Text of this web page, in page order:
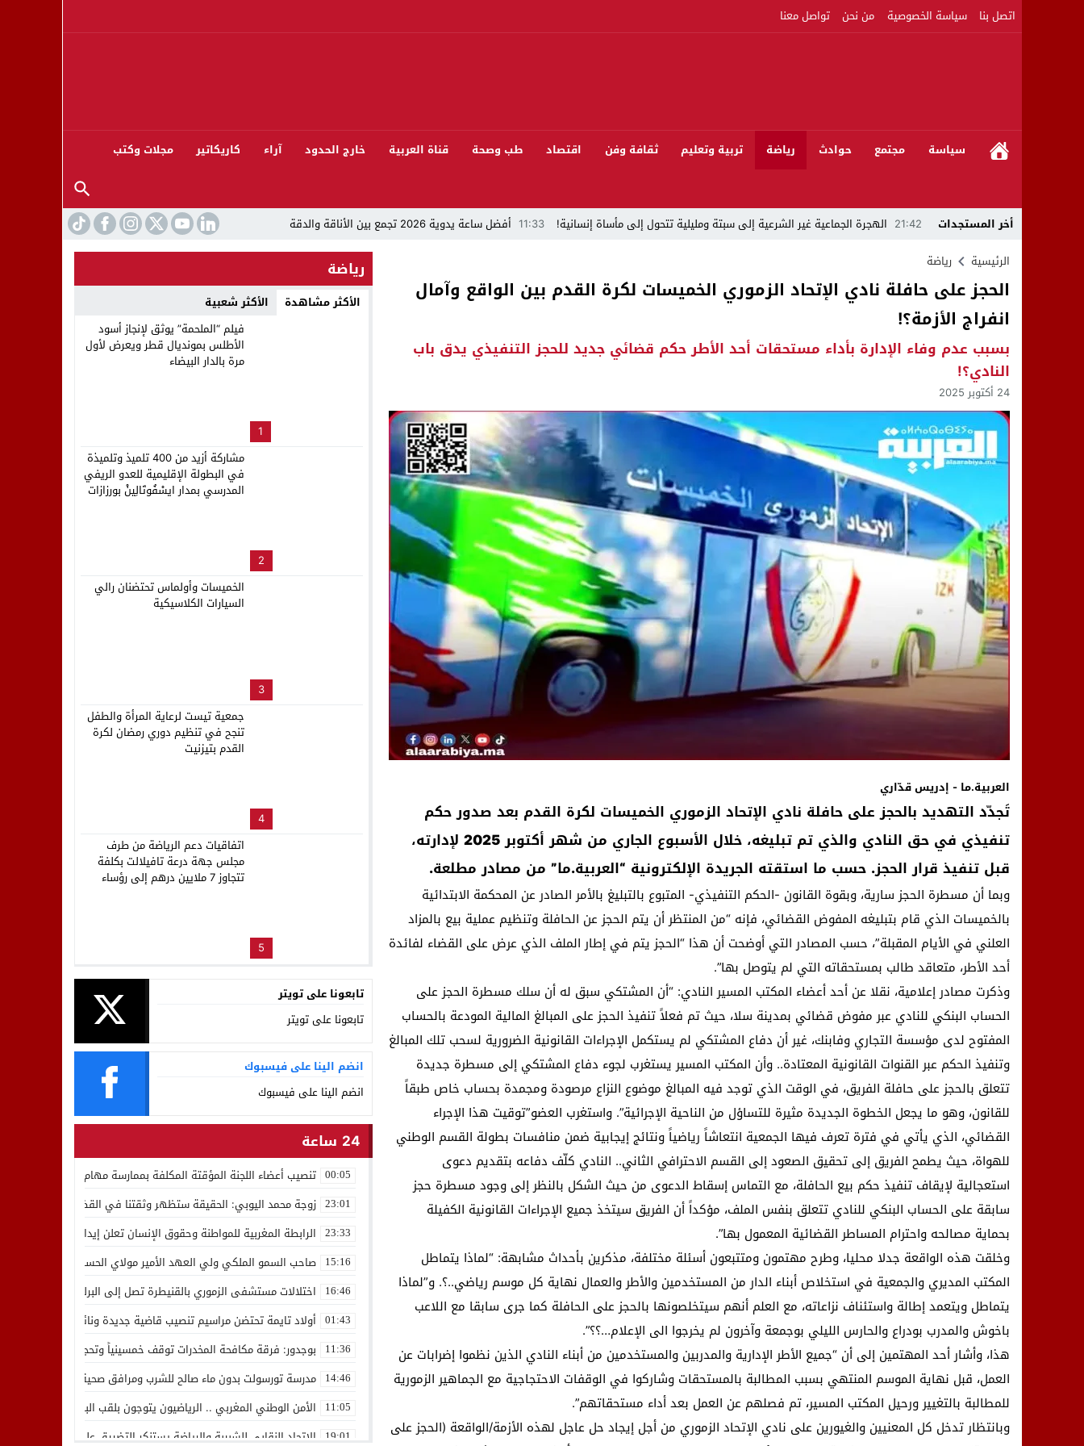
اتصل بنا سياسة الخصوصية من نحن تواصل معنا
سياسة مجتمع حوادث رياضة تربية وتعليم ثقافة وفن اقتصاد طب وصحة قناة العربية خارج الحدود آراء كاريكاتير مجلات وكتب
أخر المستجدات 21:42 الهجرة الجماعية غير الشرعية إلى سبتة ومليلية تتحول إلى مأساة إنسانية! 11:33 أفضل ساعة يدوية 2026 تجمع بين الأناقة والدقة
08:50 مبادرات مواطنة وشركاؤها ينظمون ورشا بيئيا بغابة المقاومة بمدينة الخميسات
22:59
09:55 تساؤلات.. كيف أصبح العميد الأمني السابق محمود عرشان رئيسا للكونفدرالية الإفريقية للكرة الحديدية؟
18:23 طاطا: “اعتداء” على حقوقي يشعل غضب الجمعيات وملف “ماء القصبة” يفجّر الأوضاع
13:35 عقول الغد تصنع المستقبل: مسابقة “Robot Innov” بمراكش تؤسس لجيل الابتكار والتكنولوجيا
الرئيسية رياضة
الحجز على حافلة نادي الإتحاد الزموري الخميسات لكرة القدم بين الواقع وآمال
انفراج الأزمة؟!
بسبب عدم وفاء الإدارة بأداء مستحقات أحد الأطر حكم قضائي جديد للحجز التنفيذي يدق باب
النادي؟!
24 أكتوبر 2025
العربية.ما - إدريس قدّاري
تَجدّد التهديد بالحجز على حافلة نادي الإتحاد الزموري الخميسات لكرة القدم بعد صدور حكم
تنفيذي في حق النادي والذي تم تبليغه، خلال الأسبوع الجاري من شهر أكتوبر 2025 لإدارته،
قبل تنفيذ قرار الحجز. حسب ما استقته الجريدة الإلكترونية “العربية.ما” من مصادر مطلعة.
وبما أن مسطرة الحجز سارية، وبقوة القانون -الحكم التنفيذي- المتبوع بالتبليغ بالأمر الصادر عن المحكمة الابتدائية
بالخميسات الذي قام بتبليغه المفوض القضائي، فإنه “من المنتظر أن يتم الحجز عن الحافلة وتنظيم عملية بيع بالمزاد
العلني في الأيام المقبلة”، حسب المصادر التي أوضحت أن هذا “الحجز يتم في إطار الملف الذي عرض على القضاء لفائدة
أحد الأطر، متعاقد طالب بمستحقاته التي لم يتوصل بها”.
وذكرت مصادر إعلامية، نقلا عن أحد أعضاء المكتب المسير النادي: “أن المشتكي سبق له أن سلك مسطرة الحجز على
الحساب البنكي للنادي عبر مفوض قضائي بمدينة سلا، حيث تم فعلاً تنفيذ الحجز على المبالغ المالية المودعة بالحساب
المفتوح لدى مؤسسة التجاري وفابنك، غير أن دفاع المشتكي لم يستكمل الإجراءات القانونية الضرورية لسحب تلك المبالغ
وتنفيذ الحكم عبر القنوات القانونية المعتادة.. وأن المكتب المسير يستغرب لجوء دفاع المشتكي إلى مسطرة جديدة
تتعلق بالحجز على حافلة الفريق، في الوقت الذي توجد فيه المبالغ موضوع النزاع مرصودة ومجمدة بحساب خاص طبقاً
للقانون، وهو ما يجعل الخطوة الجديدة مثيرة للتساؤل من الناحية الإجرائية”. واستغرب العضو”توقيت هذا الإجراء
القضائي، الذي يأتي في فترة تعرف فيها الجمعية انتعاشاً رياضياً ونتائج إيجابية ضمن منافسات بطولة القسم الوطني
للهواة، حيث يطمح الفريق إلى تحقيق الصعود إلى القسم الاحترافي الثاني.. النادي كلّف دفاعه بتقديم دعوى
استعجالية لإيقاف تنفيذ حكم بيع الحافلة، مع التماس إسقاط الدعوى من حيث الشكل بالنظر إلى وجود مسطرة حجز
سابقة على الحساب البنكي للنادي تتعلق بنفس الملف، مؤكداً أن الفريق سيتخذ جميع الإجراءات القانونية الكفيلة
بحماية مصالحه واحترام المساطر القضائية المعمول بها”.
وخلقت هذه الواقعة جدلا محليا، وطرح مهتمون ومتتبعون أسئلة مختلفة، مذكرين بأحداث مشابهة: “لماذا يتماطل
المكتب المديري والجمعية في استخلاص أبناء الدار من المستخدمين والأطر والعمال نهاية كل موسم رياضي..؟. و”لماذا
يتماطل ويتعمد إطالة واستئناف نزاعاته، مع العلم أنهم سيتخلصونها بالحجز على الحافلة كما جرى سابقا مع اللاعب
باخوش والمدرب بودراع والحارس الليلي بوجمعة وآخرون لم يخرجوا الى الإعلام…؟؟”.
هذا، وأشار أحد المهتمين إلى أن “جميع الأطر الإدارية والمدربين والمستخدمين من أبناء النادي الذين نظموا إضرابات عن
العمل، قبل نهاية الموسم المنتهي بسبب المطالبة بالمستحقات وشاركوا في الوقفات الاحتجاجية مع الجماهير الزمورية
للمطالبة بالتغيير ورحيل المكتب المسير، تم فصلهم عن العمل بعد أداء مستحقاتهم”.
وبانتظار تدخل كل المعنيين والغيورين على نادي الإتحاد الزموري من أجل إيجاد حل عاجل لهذه الأزمة/الواقعة (الحجز على
رياضة
الأكثر مشاهدة الأكثر شعبية
1
فيلم “الملحمة” يوثق لإنجاز أسود
الأطلس بمونديال قطر ويعرض لأول
مرة بالدار البيضاء
2
مشاركة أزيد من 400 تلميذ وتلميذة
في البطولة الإقليمية للعدو الريفي
المدرسي بمدار ايسْفُوتَالِينْ بورزازات
3
الخميسات وأولماس تحتضنان رالي
السيارات الكلاسيكية
4
جمعية تيست لرعاية المرأة والطفل
تنجح في تنظيم دوري رمضان لكرة
القدم بتيزنيت
5
اتفاقيات دعم الرياضة من طرف
مجلس جهة درعة تافيلالت بكلفة
تتجاوز 7 ملايين درهم إلى رؤساء
تابعونا على تويتر
تابعونا على تويتر
انضم الينا على فيسبوك
انضم الينا على فيسبوك
24 ساعة
00:05 تنصيب أعضاء اللجنة المؤقتة المكلفة بممارسة مهام المجلس الوطني
23:01 زوجة محمد اليوبي: الحقيقة ستظهر وثقتنا في القضاء ثابتة
23:33 الرابطة المغربية للمواطنة وحقوق الإنسان تعلن إيداع رئيسها
15:16 صاحب السمو الملكي ولي العهد الأمير مولاي الحسن يدشن “برج
16:46 اختلالات مستشفى الزموري بالقنيطرة تصل إلى البرلمان واستقالة
01:43 أولاد تايمة تحتضن مراسيم تنصيب قاضية جديدة ونائب لوكيل الملك
11:36 بوجدور: فرقة مكافحة المخدرات توقف خمسينياً وتحجز 10 كيلوغرامات من الشيرا
14:46 مدرسة تورسولت بدون ماء صالح للشرب ومرافق صحية في وضعية
11:05 الأمن الوطني المغربي .. الرياضيون يتوجون بلقب البطولة العربية
19:01 الاتحاد النقابي للشبيبة والرياضة يستنكر التضييق على الموظفين